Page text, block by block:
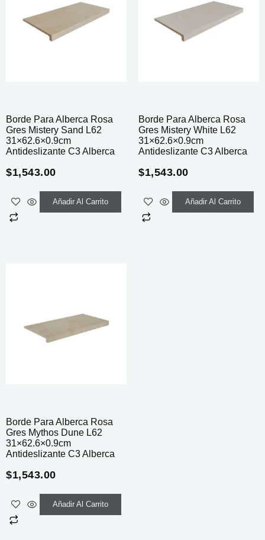
Borde Para Alberca Rosa
Gres Mistery Sand L62
31×62.6×0.9cm
Antideslizante C3 Alberca
$1,543.00
Añadir Al Carrito
Borde Para Alberca Rosa
Gres Mistery White L62
31×62.6×0.9cm
Antideslizante C3 Alberca
$1,543.00
Añadir Al Carrito
Borde Para Alberca Rosa
Gres Mythos Dune L62
31×62.6×0.9cm
Antideslizante C3 Alberca
$1,543.00
Añadir Al Carrito